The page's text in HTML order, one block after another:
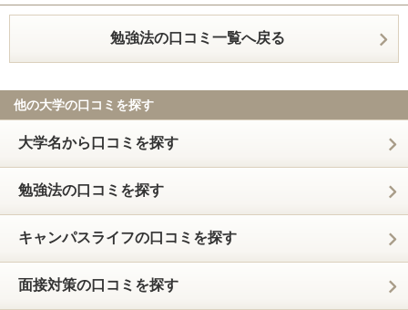
勉強法の口コミ一覧へ戻る
他の大学の口コミを探す
大学名から口コミを探す
勉強法の口コミを探す
キャンパスライフの口コミを探す
面接対策の口コミを探す